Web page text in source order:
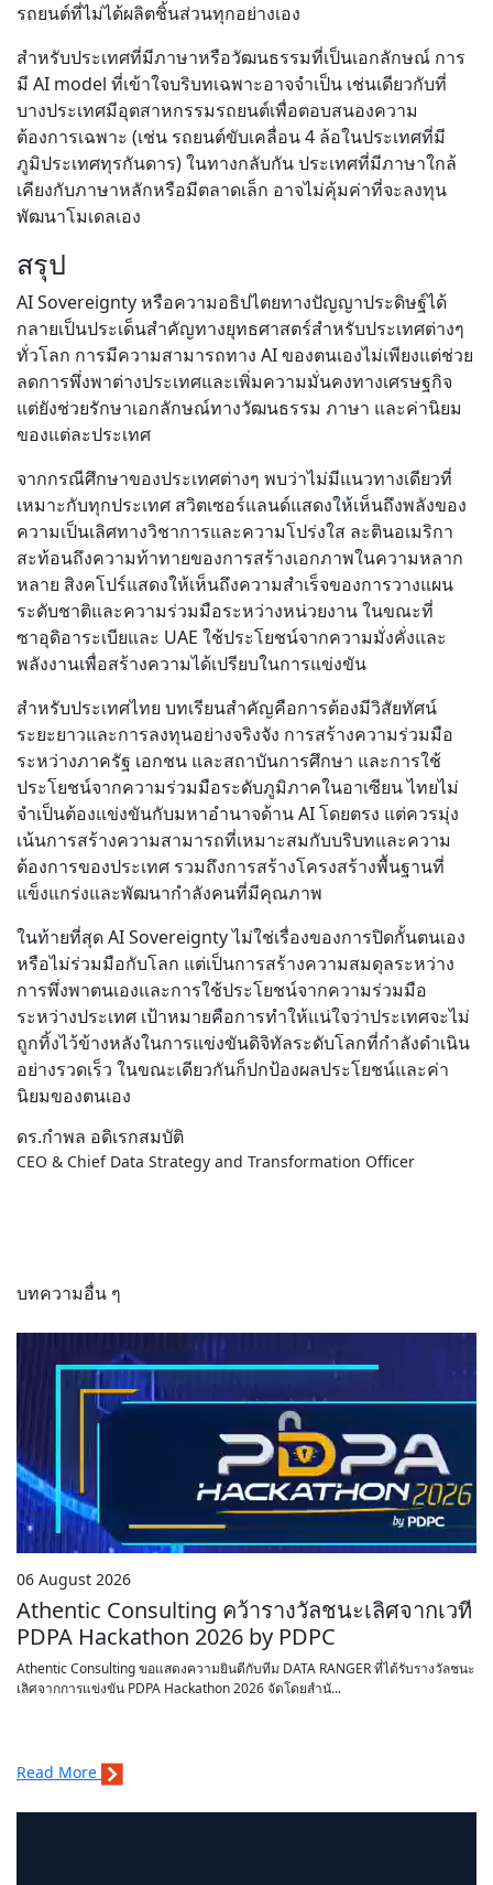
รถยนต์ที่ไม่ได้ผลิตชิ้นส่วนทุกอย่างเอง
สำหรับประเทศที่มีภาษาหรือวัฒนธรรมที่เป็นเอกลักษณ์ การ
มี AI model ที่เข้าใจบริบทเฉพาะอาจจำเป็น เช่นเดียวกับที่
บางประเทศมีอุตสาหกรรมรถยนต์เพื่อตอบสนองความ
ต้องการเฉพาะ (เช่น รถยนต์ขับเคลื่อน 4 ล้อในประเทศที่มี
ภูมิประเทศทุรกันดาร) ในทางกลับกัน ประเทศที่มีภาษาใกล้
เคียงกับภาษาหลักหรือมีตลาดเล็ก อาจไม่คุ้มค่าที่จะลงทุน
พัฒนาโมเดลเอง
สรุป
AI Sovereignty หรือความอธิปไตยทางปัญญาประดิษฐ์ได้
กลายเป็นประเด็นสำคัญทางยุทธศาสตร์สำหรับประเทศต่างๆ
ทั่วโลก การมีความสามารถทาง AI ของตนเองไม่เพียงแต่ช่วย
ลดการพึ่งพาต่างประเทศและเพิ่มความมั่นคงทางเศรษฐกิจ
แต่ยังช่วยรักษาเอกลักษณ์ทางวัฒนธรรม ภาษา และค่านิยม
ของแต่ละประเทศ
จากกรณีศึกษาของประเทศต่างๆ พบว่าไม่มีแนวทางเดียวที่
เหมาะกับทุกประเทศ สวิตเซอร์แลนด์แสดงให้เห็นถึงพลังของ
ความเป็นเลิศทางวิชาการและความโปร่งใส ละตินอเมริกา
สะท้อนถึงความท้าทายของการสร้างเอกภาพในความหลาก
หลาย สิงคโปร์แสดงให้เห็นถึงความสำเร็จของการวางแผน
ระดับชาติและความร่วมมือระหว่างหน่วยงาน ในขณะที่
ซาอุดิอาระเบียและ UAE ใช้ประโยชน์จากความมั่งคั่งและ
พลังงานเพื่อสร้างความได้เปรียบในการแข่งขัน
สำหรับประเทศไทย บทเรียนสำคัญคือการต้องมีวิสัยทัศน์
ระยะยาวและการลงทุนอย่างจริงจัง การสร้างความร่วมมือ
ระหว่างภาครัฐ เอกชน และสถาบันการศึกษา และการใช้
ประโยชน์จากความร่วมมือระดับภูมิภาคในอาเซียน ไทยไม่
จำเป็นต้องแข่งขันกับมหาอำนาจด้าน AI โดยตรง แต่ควรมุ่ง
เน้นการสร้างความสามารถที่เหมาะสมกับบริบทและความ
ต้องการของประเทศ รวมถึงการสร้างโครงสร้างพื้นฐานที่
แข็งแกร่งและพัฒนากำลังคนที่มีคุณภาพ
ในท้ายที่สุด AI Sovereignty ไม่ใช่เรื่องของการปิดกั้นตนเอง
หรือไม่ร่วมมือกับโลก แต่เป็นการสร้างความสมดุลระหว่าง
การพึ่งพาตนเองและการใช้ประโยชน์จากความร่วมมือ
ระหว่างประเทศ เป้าหมายคือการทำให้แน่ใจว่าประเทศจะไม่
ถูกทิ้งไว้ข้างหลังในการแข่งขันดิจิทัลระดับโลกที่กำลังดำเนิน
อย่างรวดเร็ว ในขณะเดียวกันก็ปกป้องผลประโยชน์และค่า
นิยมของตนเอง
ดร.กำพล อดิเรกสมบัติ
CEO & Chief Data Strategy and Transformation Officer
บทความอื่น ๆ
06 August 2026
Athentic Consulting คว้ารางวัลชนะเลิศจากเวที
PDPA Hackathon 2026 by PDPC
Athentic Consulting ขอแสดงความยินดีกับทีม DATA RANGER ที่ได้รับรางวัลชนะ
เลิศจากการแข่งขัน PDPA Hackathon 2026 จัดโดยสำนั...
Read More